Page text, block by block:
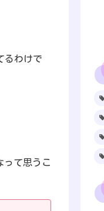
るわけで
って思うこ